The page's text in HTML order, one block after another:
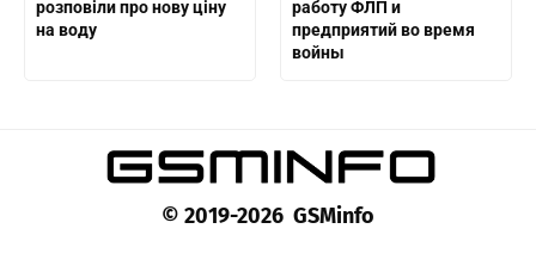
розповіли про нову ціну
на воду
работу ФЛП и
предприятий во время
войны
© 2019-2026 GSMinfo